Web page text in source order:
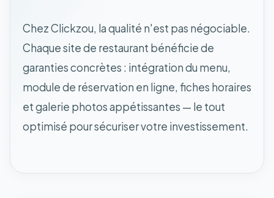
Chez Clickzou, la qualité n'est pas négociable.
Chaque site de restaurant bénéficie de
garanties concrètes : intégration du menu,
module de réservation en ligne, fiches horaires
et galerie photos appétissantes — le tout
optimisé pour sécuriser votre investissement.